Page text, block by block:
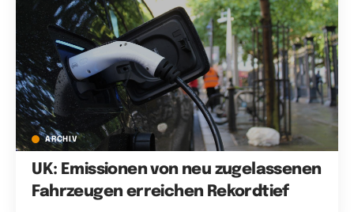
ARCHIV
UK: Emissionen von neu zugelassenen
Fahrzeugen erreichen Rekordtief